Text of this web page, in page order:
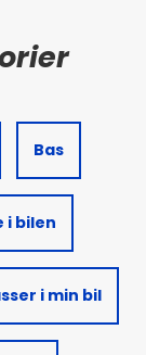
Bas
i bilen
i min bil